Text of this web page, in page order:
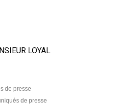
LOYAL
de presse
de presse